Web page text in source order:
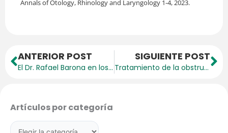
Annals of Otology, Rhinology and Laryngology 1-4, 2023.
Prev
ANTERIOR POST
El Dr. Rafael Barona en los premios Jaume I
SIGUIENTE POST
Tratamiento de la obstrucción nasal provocada por rinitis alérgica: rentabilidad de la reducción de los cornetes inferiores frente a la inmunoterapia
Artículos por categoría
por
categoría